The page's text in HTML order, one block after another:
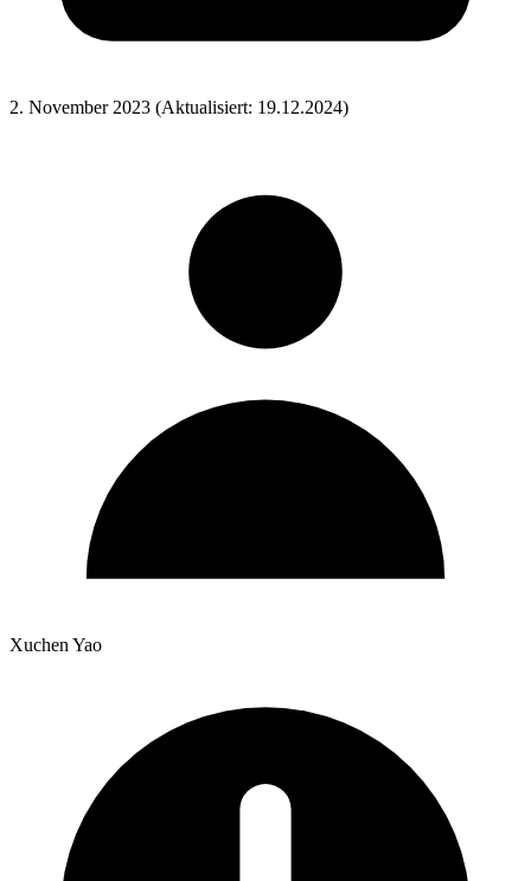
2. November 2023 (Aktualisiert: 19.12.2024)
Xuchen Yao